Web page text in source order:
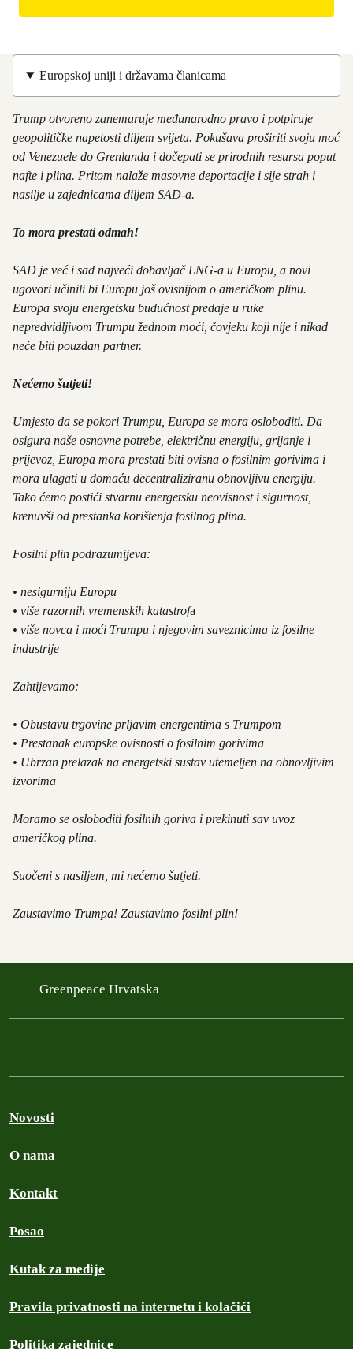
o
m
i
y
w
l
t
d
p
r
_
c
n
i
r
m
a
t
o
(
O
b
a
v
e
z
)
Europskoj uniji i državama članicama
Trump otvoreno zanemaruje međunarodno pravo i potpiruje
geopolitičke napetosti diljem svijeta. Pokušava proširiti svoju moć
od Venezuele do Grenlanda i dočepati se prirodnih resursa poput
nafte i plina. Pritom nalaže masovne deportacije i sije strah i
nasilje u zajednicama diljem SAD-a.
To mora prestati odmah!
SAD je već i sad najveći dobavljač LNG-a u Europu, a novi
ugovori učinili bi Europu još ovisnijom o američkom plinu.
Europa svoju energetsku budućnost predaje u ruke
nepredvidljivom Trumpu žednom moći, čovjeku koji nije i nikad
neće biti pouzdan partner.
Nećemo šutjeti!
Umjesto da se pokori Trumpu, Europa se mora osloboditi. Da
osigura naše osnovne potrebe, električnu energiju, grijanje i
prijevoz, Europa mora prestati biti ovisna o fosilnim gorivima i
mora ulagati u domaću decentraliziranu obnovljivu energiju.
Tako ćemo postići stvarnu energetsku neovisnost i sigurnost,
krenuvši od prestanka korištenja fosilnog plina.
Fosilni plin podrazumijeva:
• nesigurniju Europu
• više razornih vremenskih katastrofa
• više novca i moći Trumpu i njegovim saveznicima iz fosilne
industrije
Zahtijevamo:
• Obustavu trgovine prljavim energentima s Trumpom
• Prestanak europske ovisnosti o fosilnim gorivima
• Ubrzan prelazak na energetski sustav utemeljen na obnovljivim
izvorima
Moramo se osloboditi fosilnih goriva i prekinuti sav uvoz
američkog plina.
Suočeni s nasiljem, mi nećemo šutjeti.
Zaustavimo Trumpa! Zaustavimo fosilni plin!
Greenpeace Hrvatska
Novosti
O nama
Kontakt
Posao
Kutak za medije
Pravila privatnosti na internetu i kolačići
Politika zajednice